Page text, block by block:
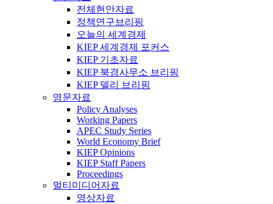
전체현안자료
정책연구브리핑
오늘의 세계경제
KIEP 세계경제 포커스
KIEP 기초자료
KIEP 북경사무소 브리핑
KIEP 델리 브리핑
영문자료
Policy Analyses
Working Papers
APEC Study Series
World Economy Brief
KIEP Opinions
KIEP Staff Papers
Proceedings
멀티미디어자료
영상자료